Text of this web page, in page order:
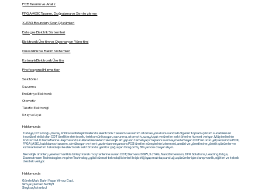
PCB Tasarım ve Analiz
FPGA/ASIC Tasarım, Doğrulama ve Sentezleme
XJTAG Boundary Scan Çözümleri
Entegre Elektrik Sistemleri
Elektronik Üretim ve Operasyon Yönetimi
Güvenilirlik ve Bakım Sistemleri
Katmanlı Elektronik Üretim
Profesyonel Hizmetler
Savunma
Endüstriyel Elektronik
Otomotiv
Tüketici Elektroniği
Uzay ve Uçak
Sektörler
Hakkımızda
Türkiye, Orta Doğu, Kuzey Afrika ve Birleşik Krallık'da elektronik tasarım ve üretim otomasyonu konusunda bölgenin toplam çözüm sunabilen en
tecrübeli ekibi olan CDT özellikle elektronik, telekomünikasyon, savunma, otomotiv, uzay/uçak ve üretim sektörlerine hizmet veriyor. Müşterilerinin
Endüstri 4.0 hedeflerine ulaşmasında kullanabilecekleri teknolojik altyapının temel yapı taşlarını sunmayı hedefleyen CDT'nin ürün yelpazesinde PCB,
FPGA/ASIC, kablolama tasarım, simülasyon ve test yazılımlarının yanısıra PCB üretim süreçlerinin izlenmesi, analizi ve yönetimine yönelik çözümler ve
katmanlı üretim teknolojisi ile elektronik sektöründe yeni bir çağ açan Dragonfly 3D yazıcısı da yer alıyor.
Teknolojik ürünleri, yerel uzmanlıkla birleştirerek müşterilerine sunan CDT; Siemens DISW, XJTAG, NanoDimension, DFR Solutions, Leading Edge,
Downstream Technologies ve phmTechnology gibi küresel teknoloji liderleri ile işbirliği yapmakta; sunduğu çözümler için danışmanlık, eğitim ve teknik
destek veriyor.
Hakkımızda
Görele Mah. Bahri Yaşar Yılmaz Cad.
Simya Çıkmazı No:18/1
Beykoz/İstanbul